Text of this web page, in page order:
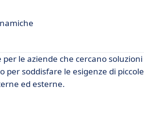
le aziende che cercano
soddisfare le esigenze di
ed esterne.